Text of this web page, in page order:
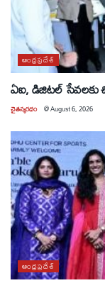
ఆంధ్రప్రదేశ్
ఏఐ, డిజిటల్
చైతన్యరధం @August 6, 2026
ఆంధ్రప్రదేశ్